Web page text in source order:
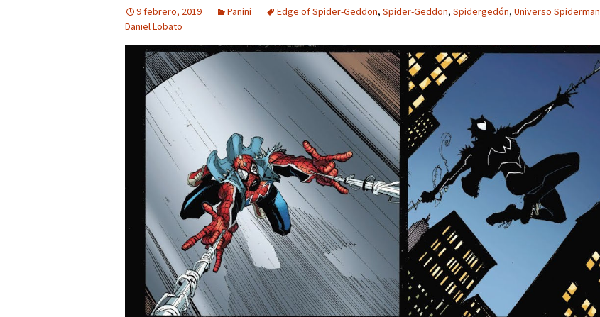
9 febrero, 2019 Panini Edge of Spider-Geddon, Spider-Geddon, Spidergedón, Universo Spiderman
Daniel Lobato